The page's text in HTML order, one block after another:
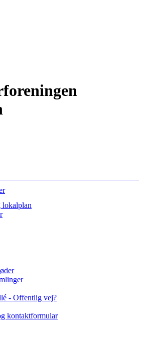
lokalplan
- Offentlig vej?
kontaktformular